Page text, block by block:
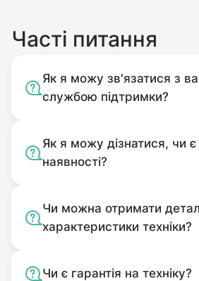
Часті питання
Як я можу зв'язатися з
службою підтримки?
Як я можу дізнатися, чи є
наявності?
Чи можна отримати
характеристики техніки?
Чи є гарантія на техніку?